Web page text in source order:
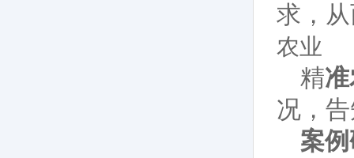
求，
农业
精
况，
案